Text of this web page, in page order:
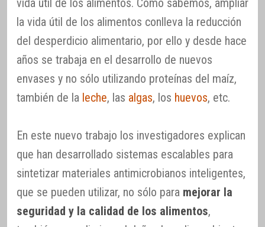
la vida útil de los alimentos conlleva la reducción
del desperdicio alimentario, por ello y desde hace
años se trabaja en el desarrollo de nuevos
envases y no sólo utilizando proteínas del maíz,
también de la leche, las algas, los huevos, etc.
En este nuevo trabajo los investigadores explican
que han desarrollado sistemas escalables para
sintetizar materiales antimicrobianos inteligentes,
que se pueden utilizar, no sólo para mejorar la
seguridad y la calidad de los alimentos,